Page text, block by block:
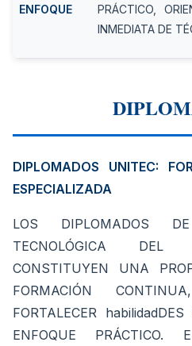
ENFOQUE
PRÁCTICO,
INMEDIATA DE
DIPLOMADOS UNITEC:
ESPECIALIZADA
LOS DIPLOMADOS
TECNOLÓGICA DEL
CONSTITUYEN UNA
FORMACIÓN
FORTALECER
ENFOQUE PRÁCTICO.